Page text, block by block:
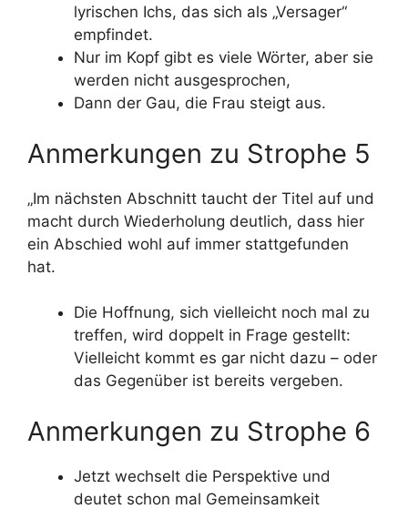
lyrischen Ichs, das sich als „Versager“
empfindet.
Nur im Kopf gibt es viele Wörter, aber sie
werden nicht ausgesprochen,
Dann der Gau, die Frau steigt aus.
Anmerkungen zu Strophe 5
„Im nächsten Abschnitt taucht der Titel auf und
macht durch Wiederholung deutlich, dass hier
ein Abschied wohl auf immer stattgefunden
hat.
Die Hoffnung, sich vielleicht noch mal zu
treffen, wird doppelt in Frage gestellt:
Vielleicht kommt es gar nicht dazu – oder
das Gegenüber ist bereits vergeben.
Anmerkungen zu Strophe 6
Jetzt wechselt die Perspektive und
deutet schon mal Gemeinsamkeit